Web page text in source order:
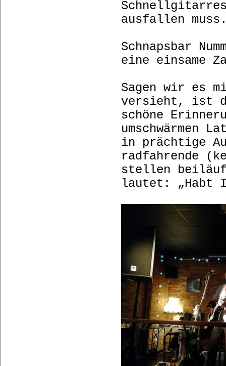
ausfallen
Schnapsbar
eine
Sagen wir es
versieht, ist
schöne
umschwärmen
in prächtige
radfahrende
stellen
lautet: „Habt